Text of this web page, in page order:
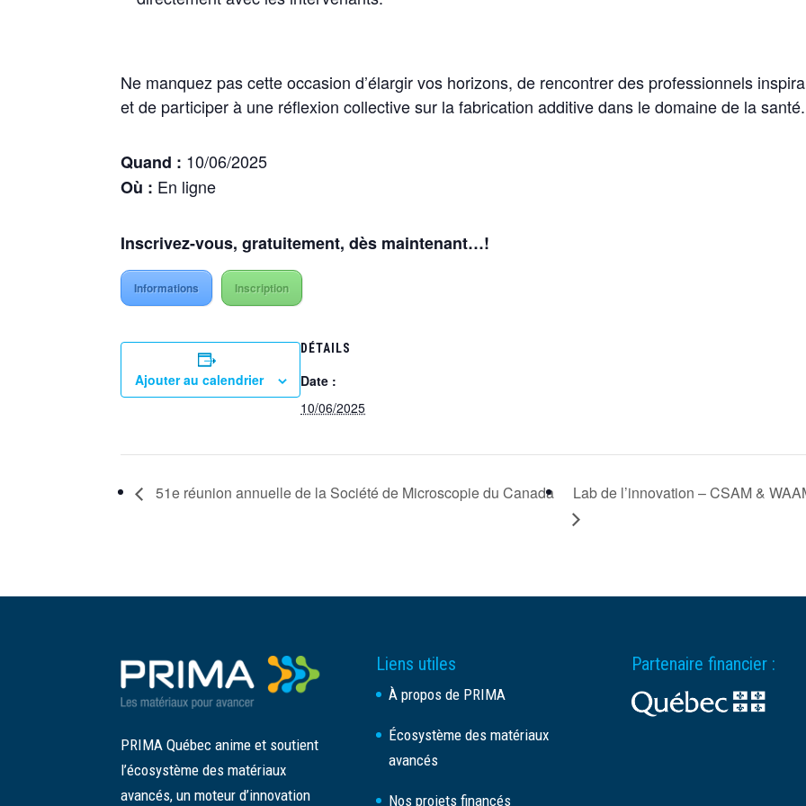
Ne manquez pas cette occasion d’élargir vos horizons, de rencontrer des professionnels
et de participer à une réflexion collective sur la fabrication additive dans le domaine de la santé.
Quand : 10/06/2025
Où : En ligne
Inscrivez-vous, gratuitement, dès maintenant…!
Informations Inscription
Ajouter au calendrier
DÉTAILS
Date :
10/06/2025
51e réunion annuelle de la Société de Microscopie du Canada Lab de l’innovation – CSAM &
PRIMA Québec anime et soutient
l’écosystème des matériaux
avancés, un moteur d’innovation
Liens utiles
À propos de PRIMA
Écosystème des matériaux
avancés
Nos projets financés
Partenaire financier :